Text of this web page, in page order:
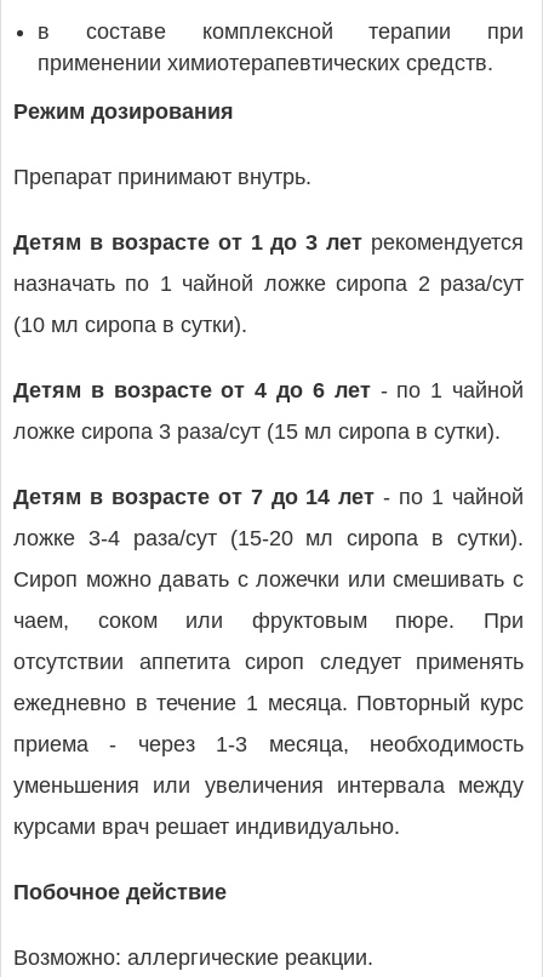
в составе комплексной терапии при
применении химиотерапевтических средств.
Режим дозирования
Препарат принимают внутрь.
Детям в возрасте от 1 до 3 лет рекомендуется
назначать по 1 чайной ложке сиропа 2 раза/сут
(10 мл сиропа в сутки).
Детям в возрасте от 4 до 6 лет - по 1 чайной
ложке сиропа 3 раза/сут (15 мл сиропа в сутки).
Детям в возрасте от 7 до 14 лет- по 1 чайной
ложке 3-4 раза/сут (15-20 мл сиропа в сутки).
Сироп можно давать с ложечки или смешивать с
чаем, соком или фруктовым пюре. При
отсутствии аппетита сироп следует применять
ежедневно в течение 1 месяца. Повторный курс
приема - через 1-3 месяца, необходимость
уменьшения или увеличения интервала между
курсами врач решает индивидуально.
Побочное действие
Возможно: аллергические реакции.